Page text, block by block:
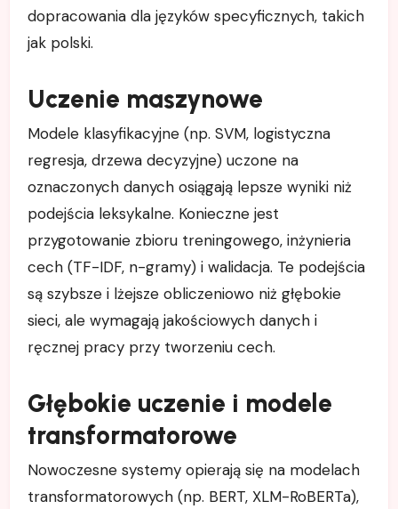
dopracowania dla języków specyficznych, takich
jak polski.
Uczenie maszynowe
Modele klasyfikacyjne (np. SVM, logistyczna
regresja, drzewa decyzyjne) uczone na
oznaczonych danych osiągają lepsze wyniki niż
podejścia leksykalne. Konieczne jest
przygotowanie zbioru treningowego, inżynieria
cech (TF-IDF, n-gramy) i walidacja. Te podejścia
są szybsze i lżejsze obliczeniowo niż głębokie
sieci, ale wymagają jakościowych danych i
ręcznej pracy przy tworzeniu cech.
Głębokie uczenie i modele
transformatorowe
Nowoczesne systemy opierają się na modelach
transformatorowych (np. BERT, XLM-RoBERTa),